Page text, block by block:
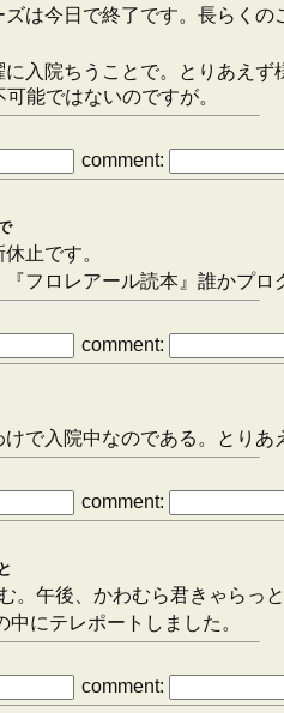
ズは今日で終了です。長らく
に入院ちうことで。とりあえ
能ではないのですが。
comment:
止です。
『フロレアール読本』誰かプロ
comment:
けで入院中なのである。とりあ
comment:
。午後、かわむら君きゃらっ
中にテレポートしました。
comment: